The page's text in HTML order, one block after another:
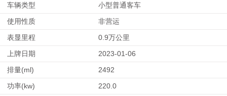
车辆类型
小型普通客车
使用性质
非营运
表显里程
0.9万公里
上牌日期
2023-01-06
排量(ml)
2492
功率(kw)
220.0